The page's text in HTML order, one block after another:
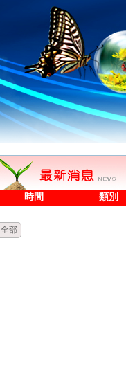
時間 類別
全部